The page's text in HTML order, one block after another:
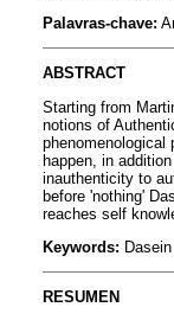
Palavras-chave:
ABSTRACT
Starting from
notions of
phenomenological
happen, in
inauthenticity to
before 'nothing'
reaches self
Keywords:
RESUMEN